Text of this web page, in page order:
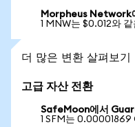
Morpheus Network
1 MNW는 $0.012와 같
더 많은 변환 살펴보기
고급 자산 전환
SafeMoon에서
1 SFM는 0.00001869